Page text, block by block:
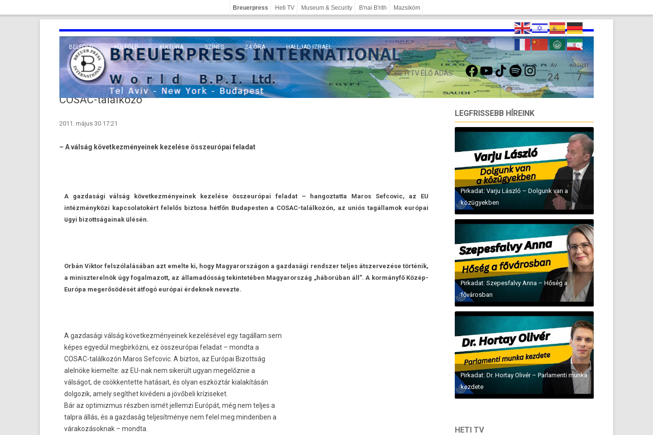
Breuerpress Heti TV Museum & Security B'nai B'rith Mazsiköm
BELFÖLD KÜLFÖLD
EURÓPA
KÖZEL-KELET
TENGERENTÚL
KULTÚRA
TUDOMÁNY
VALLÁS
SZÍNES 24 ÓRA HALLJAD IZRAEL
HETI TV ÉLŐ ADÁS
FACEBOOKYOUTUBETIKTOKSPOTIFYINSTAGRAMÁV
24
AUGUST
7
COSAC-találkozó
2011. május 30 17:21
– A válság követ­kezményeinek kezelése összeurópai feladat
A gaz­dasági válság követ­kezményeinek kezelése összeurópai feladat – han­goz­tatta Maros Sef­covic, az EU
intézményközi kapcsolatokért felelős bi­ztosa hétfőn Budapest­en a COSAC-találkozón, az uniós tagál­lamok európai
ügyi bi­zottságainak ülésén.
Orbán Vik­tor felszólalásában azt em­el­te ki, hogy Magyarországon a gaz­dasági re­ndsz­er tel­jes átszer­vezése történik,
a miniszterel­nök úgy fogal­mazott, az államadós­ság tekin­tetéb­en Magyarország „háborúban áll”. A kormányfő Közép-
Európa megerősödését átfogó európai érdek­nek nevez­te.
A gaz­dasági válság követ­kezményeinek kezelésével egy tagállam sem
képes egyedül meg­birkóz­ni, ez összeurópai feladat – mondta a
COSAC-találkozón Maros Sef­covic. A bi­ztos, az Európai Bi­zottság
alelnöke kiemel­te: az EU-nak nem sikerült ugyan megelőznie a
válságot, de csök­kentet­te hatásait, és olyan eszköztár kialakításán
dol­gozik, amely segíthet kivédeni a jövőbeli kríziseket.
Bár az opt­imiz­mus részben ismét jel­lemzi Európát, még nem tel­jes a
talpra állás, és a gaz­daság tel­jesít­ménye nem felel meg min­denb­en a
várakozások­nak – mondta.
LEGFRISSEBB HÍREINK
Pirkadat: Varju László – Dolgunk van a
közügyekben
Pirkadat: Szepesfalvy Anna – Hőség a
fővárosban
Pirkadat: Dr. Hortay Olivér – Parlamenti munka
kezdete
HETI TV